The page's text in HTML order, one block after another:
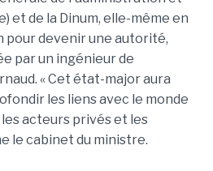
et de la Dinum, elle-même en
devenir une autorité,
par un ingénieur de
« Cet état-major aura
les liens avec le monde
acteurs privés et les
le cabinet du ministre.